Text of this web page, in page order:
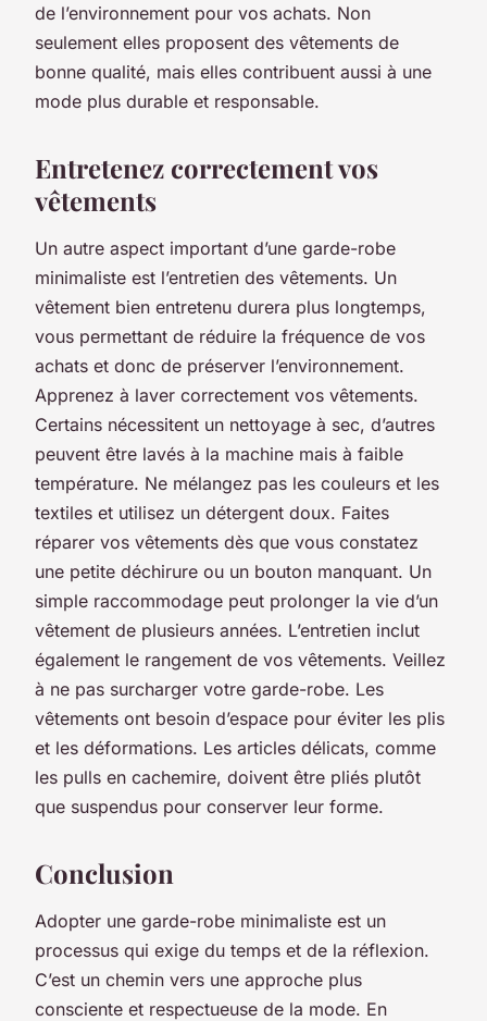
de l’environnement pour vos achats. Non
seulement elles proposent des vêtements de
bonne qualité, mais elles contribuent aussi à une
mode plus durable et responsable.
Entretenez correctement vos
vêtements
Un autre aspect important d’une garde-robe
minimaliste est l’entretien des vêtements. Un
vêtement bien entretenu durera plus longtemps,
vous permettant de réduire la fréquence de vos
achats et donc de préserver l’environnement.
Apprenez à laver correctement vos vêtements.
Certains nécessitent un nettoyage à sec, d’autres
peuvent être lavés à la machine mais à faible
température. Ne mélangez pas les couleurs et les
textiles et utilisez un détergent doux. Faites
réparer vos vêtements dès que vous constatez
une petite déchirure ou un bouton manquant. Un
simple raccommodage peut prolonger la vie d’un
vêtement de plusieurs années. L’entretien inclut
également le rangement de vos vêtements. Veillez
à ne pas surcharger votre garde-robe. Les
vêtements ont besoin d’espace pour éviter les plis
et les déformations. Les articles délicats, comme
les pulls en cachemire, doivent être pliés plutôt
que suspendus pour conserver leur forme.
Conclusion
Adopter une garde-robe minimaliste est un
processus qui exige du temps et de la réflexion.
C’est un chemin vers une approche plus
consciente et respectueuse de la mode. En